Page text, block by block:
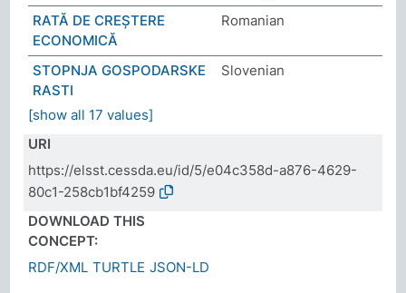
RATĂ DE CREȘTERE
ECONOMICĂ
Romanian
STOPNJA GOSPODARSKE
RASTI
Slovenian
[show all 17 values]
URI
https://elsst.cessda.eu/id/5/e04c358d-a876-4629-
80c1-258cb1bf4259
DOWNLOAD THIS
CONCEPT:
RDF/XML TURTLE JSON-LD